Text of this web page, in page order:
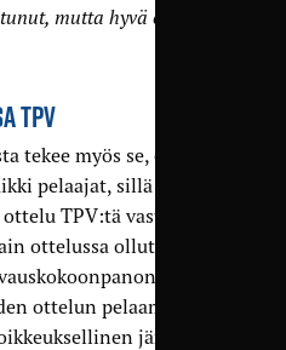
mutta hyvä että
TPV
tekee myös se, että
pelaajat, sillä heti
TPV:tä vastaan,
ottelussa ollut mukana
paikkaa
ottelun pelaaminen
järjestely,